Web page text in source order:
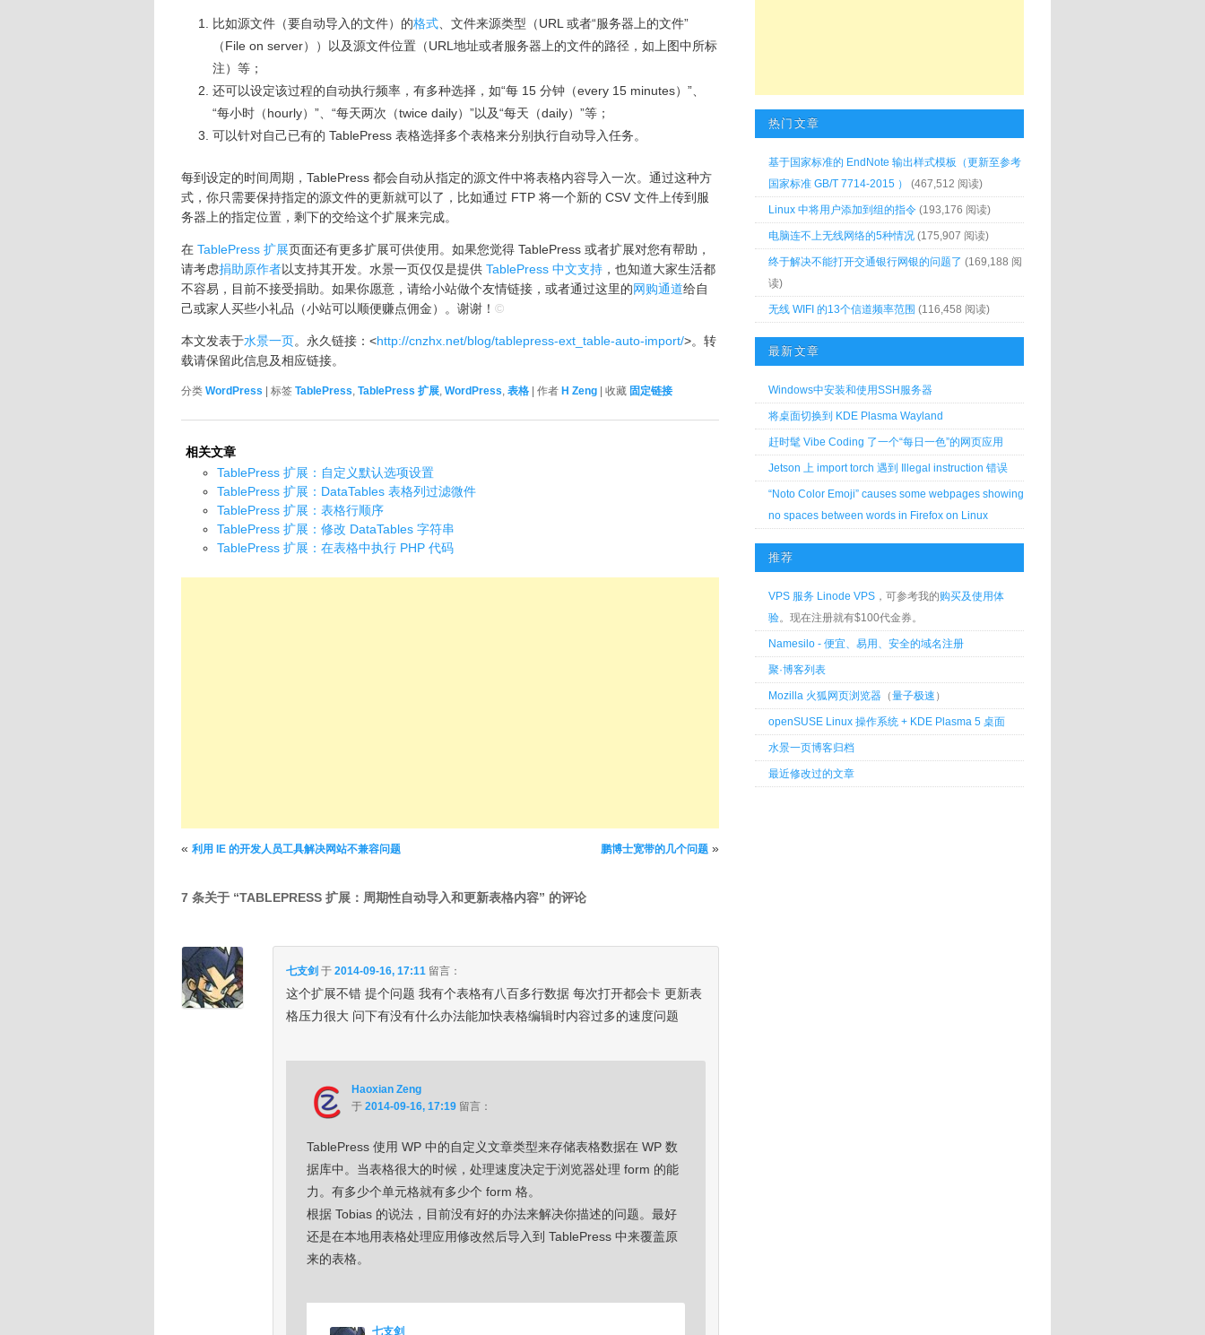
比如源文件（要自动导入的文件）的格式、文件来源类型（URL 或者“服务器上的文件”
（File on server））以及源文件位置（URL地址或者服务器上的文件的路径，如上图中所标
注）等；
还可以设定该过程的自动执行频率，有多种选择，如“每 15 分钟（every 15 minutes）”、
“每小时（hourly）”、“每天两次（twice daily）”以及“每天（daily）”等；
可以针对自己已有的 TablePress 表格选择多个表格来分别执行自动导入任务。
每到设定的时间周期，TablePress 都会自动从指定的源文件中将表格内容导入一次。通过这种方
式，你只需要保持指定的源文件的更新就可以了，比如通过 FTP 将一个新的 CSV 文件上传到服
务器上的指定位置，剩下的交给这个扩展来完成。
在 TablePress 扩展页面还有更多扩展可供使用。如果您觉得 TablePress 或者扩展对您有帮助，
请考虑捐助原作者以支持其开发。水景一页仅仅是提供 TablePress 中文支持 ，也知道大家生活都
不容易，目前不接受捐助。如果你愿意，请给小站做个友情链接，或者通过这里的网购通道给自
己或家人买些小礼品（小站可以顺便赚点佣金）。谢谢！ ©
本文发表于水景一页。永久链接：<http://cnzhx.net/blog/tablepress-ext_table-auto-import/>。转
载请保留此信息及相应链接。
分类 WordPress | 标签 TablePress, TablePress 扩展, WordPress, 表格 | 作者 H Zeng | 收藏 固定链接
相关文章
TablePress 扩展：自定义默认选项设置
TablePress 扩展：DataTables 表格列过滤微件
TablePress 扩展：表格行顺序
TablePress 扩展：修改 DataTables 字符串
TablePress 扩展：在表格中执行 PHP 代码
文章导航
« 利用 IE 的开发人员工具解决网站不兼容问题 鹏博士宽带的几个问题 »
7 条关于 “TABLEPRESS 扩展：周期性自动导入和更新表格内容” 的评论
七支剑 于 2014-09-16, 17:11 留言：
这个扩展不错 提个问题 我有个表格有八百多行数据 每次打开都会卡 更新表
格压力很大 问下有没有什么办法能加快表格编辑时内容过多的速度问题
Haoxian Zeng
于 2014-09-16, 17:19 留言：
TablePress 使用 WP 中的自定义文章类型来存储表格数据在 WP 数
据库中。当表格很大的时候，处理速度决定于浏览器处理 form 的能
力。有多少个单元格就有多少个 form 格。
根据 Tobias 的说法，目前没有好的办法来解决你描述的问题。最好
还是在本地用表格处理应用修改然后导入到 TablePress 中来覆盖原
来的表格。
七支剑
热门文章
基于国家标准的 EndNote 输出样式模板（更新至参考
国家标准 GB/T 7714-2015 ）
(467,512 阅读)
Linux 中将用户添加到组的指令 (193,176 阅读)
电脑连不上无线网络的5种情况 (175,907 阅读)
终于解决不能打开交通银行网银的问题了 (169,188 阅
读)
无线 WIFI 的13个信道频率范围 (116,458 阅读)
最新文章
Windows中安装和使用SSH服务器
将桌面切换到 KDE Plasma Wayland
赶时髦 Vibe Coding 了一个“每日一色”的网页应用
Jetson 上 import torch 遇到 Illegal instruction 错误
“Noto Color Emoji” causes some webpages showing
no spaces between words in Firefox on Linux
推荐
VPS 服务 Linode VPS ，可参考我的购买及使用体
验。现在注册就有$100代金券。
Namesilo - 便宜、易用、安全的域名注册
聚·博客列表
Mozilla 火狐网页浏览器 （量子极速 ）
openSUSE Linux 操作系统 + KDE Plasma 5 桌面
水景一页博客归档
最近修改过的文章